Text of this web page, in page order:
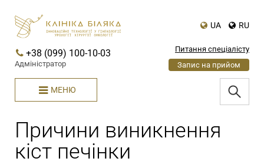
UA RU
+38 (099) 100-10-03
Адміністратор
Питання спеціалісту
Запис на прийом
МЕНЮ
Причини виникнення
кіст печінки